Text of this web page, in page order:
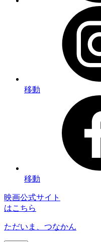
移動
移動
映画公式サイト
はこちら
ただいま、つなかん